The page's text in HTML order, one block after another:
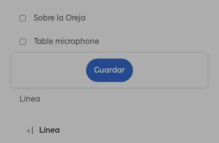
Sobre la Oreja
Table microphone
Guardar
Línea
Línea